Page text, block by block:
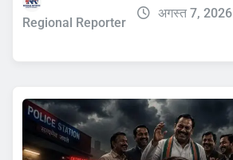
Regional Reporter
अगस्त 7, 2026